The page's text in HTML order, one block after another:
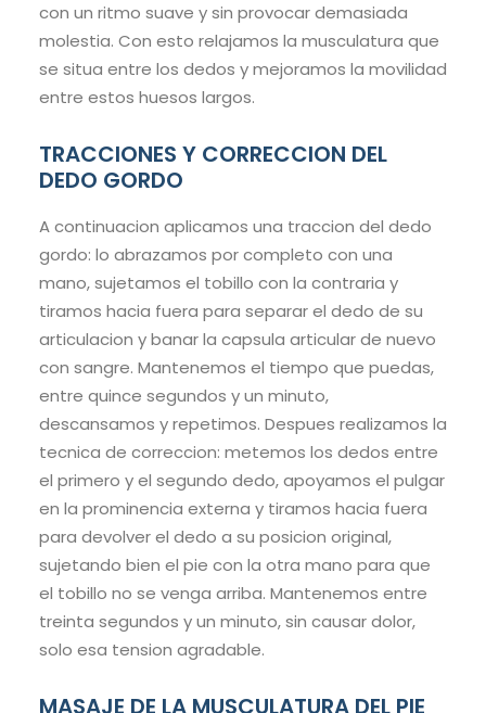
con un ritmo suave y sin provocar demasiada
molestia. Con esto relajamos la musculatura que
se situa entre los dedos y mejoramos la movilidad
entre estos huesos largos.
TRACCIONES Y CORRECCION DEL
DEDO GORDO
A continuacion aplicamos una traccion del dedo
gordo: lo abrazamos por completo con una
mano, sujetamos el tobillo con la contraria y
tiramos hacia fuera para separar el dedo de su
articulacion y banar la capsula articular de nuevo
con sangre. Mantenemos el tiempo que puedas,
entre quince segundos y un minuto,
descansamos y repetimos. Despues realizamos la
tecnica de correccion: metemos los dedos entre
el primero y el segundo dedo, apoyamos el pulgar
en la prominencia externa y tiramos hacia fuera
para devolver el dedo a su posicion original,
sujetando bien el pie con la otra mano para que
el tobillo no se venga arriba. Mantenemos entre
treinta segundos y un minuto, sin causar dolor,
solo esa tension agradable.
MASAJE DE LA MUSCULATURA DEL PIE